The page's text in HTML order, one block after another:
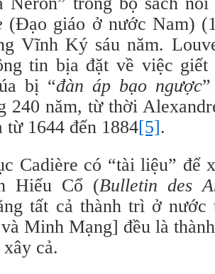
(Đạo giáo ở nước Nam)
Vĩnh Ký sáu năm.
tin bịa đặt về việc giết
bị “đàn áp bạo ngược”
240 năm, từ thời
từ 1644 đến 1884[5].
Cadière có “tài liệu” để
Hiếu Cổ (Bulletin des
tất cả thành trì ở
Minh Mạng] đều là
cả.